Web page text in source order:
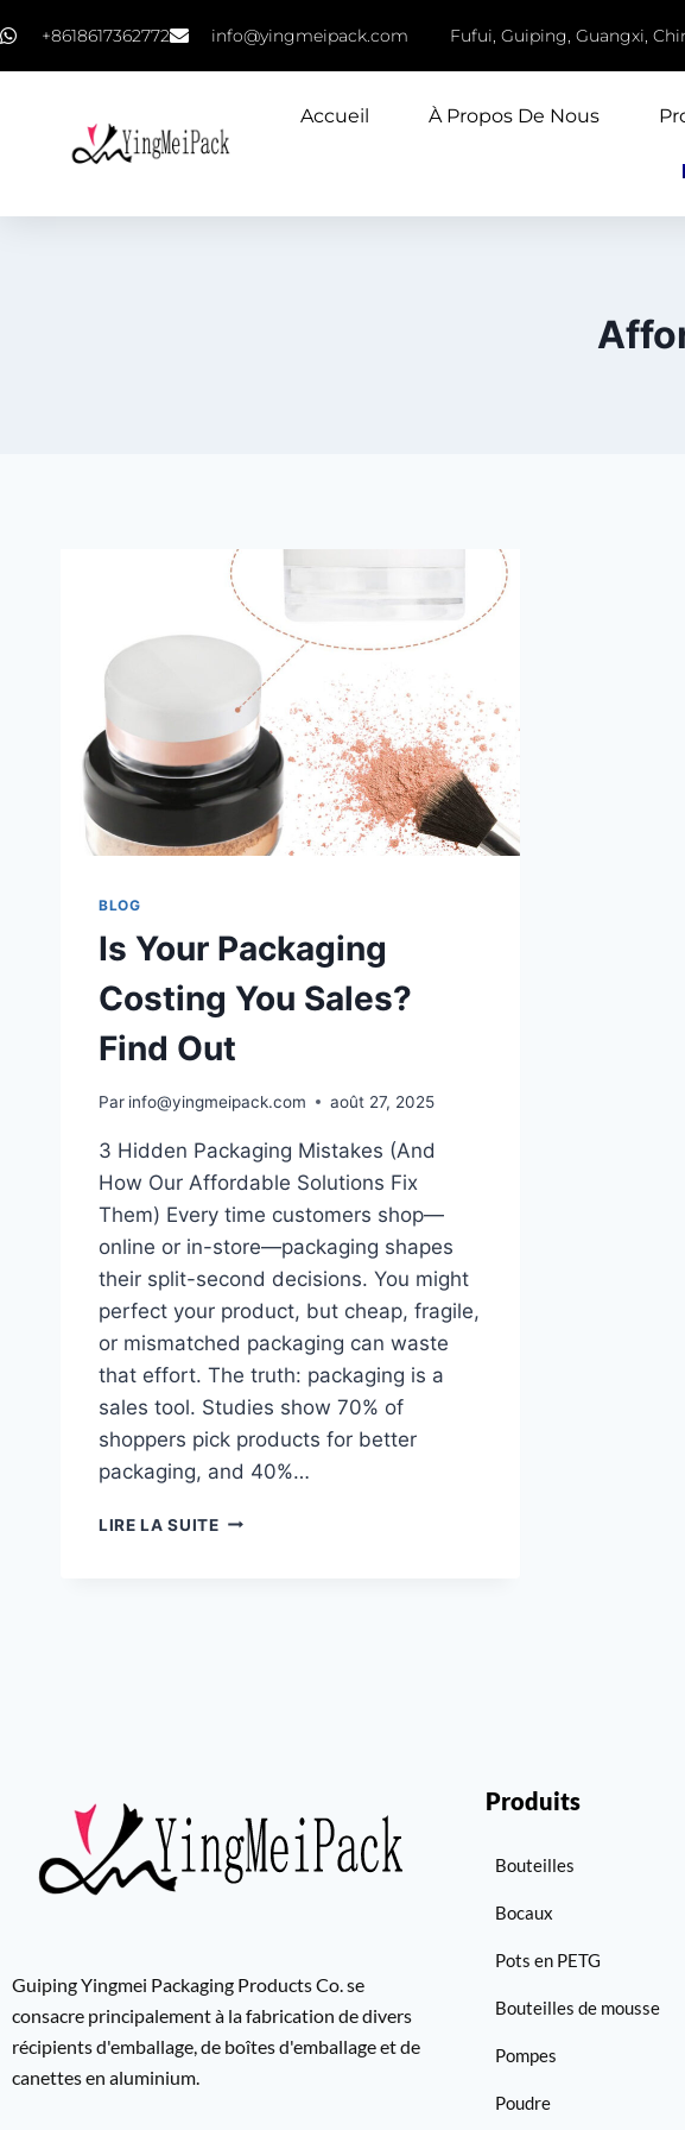
+8618617362772 info@yingmeipack.com Fufui, Guiping, Guangxi,
Accueil À Propos De Nous
BLOG
Is Your Packaging
Costing You Sales?
Find Out
Par info@yingmeipack.com août 27, 2025
3 Hidden Packaging Mistakes (And
How Our Affordable Solutions Fix
Them) Every time customers shop—
online or in-store—packaging shapes
their split-second decisions. You might
perfect your product, but cheap, fragile,
or mismatched packaging can waste
that effort.​ The truth: packaging is a
sales tool. Studies show 70% of
shoppers pick products for better
packaging, and 40%…
LIRE LA SUITE
Guiping Yingmei Packaging Products Co. se
consacre principalement à la fabrication de divers
récipients d'emballage, de boîtes d'emballage et de
canettes en aluminium.
Produits
Bouteilles
Bocaux
Pots en PETG
Bouteilles de mousse
Pompes
Poudre